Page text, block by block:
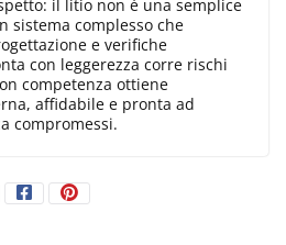
il litio non è una semplice
sistema complesso che
e verifiche
con leggerezza corre rischi
competenza ottiene
affidabile e pronta ad
compromessi.